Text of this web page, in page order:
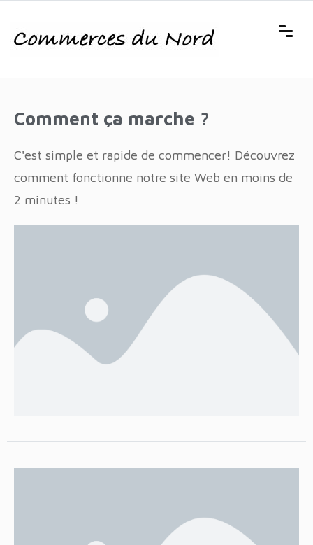
Comment ça marche ?
C'est simple et rapide de commencer! Découvrez
comment fonctionne notre site Web en moins de
2 minutes !